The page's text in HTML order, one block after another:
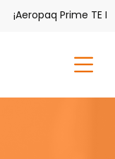
¡Aeropaq Prime TE DA